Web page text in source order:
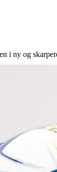
i ny og